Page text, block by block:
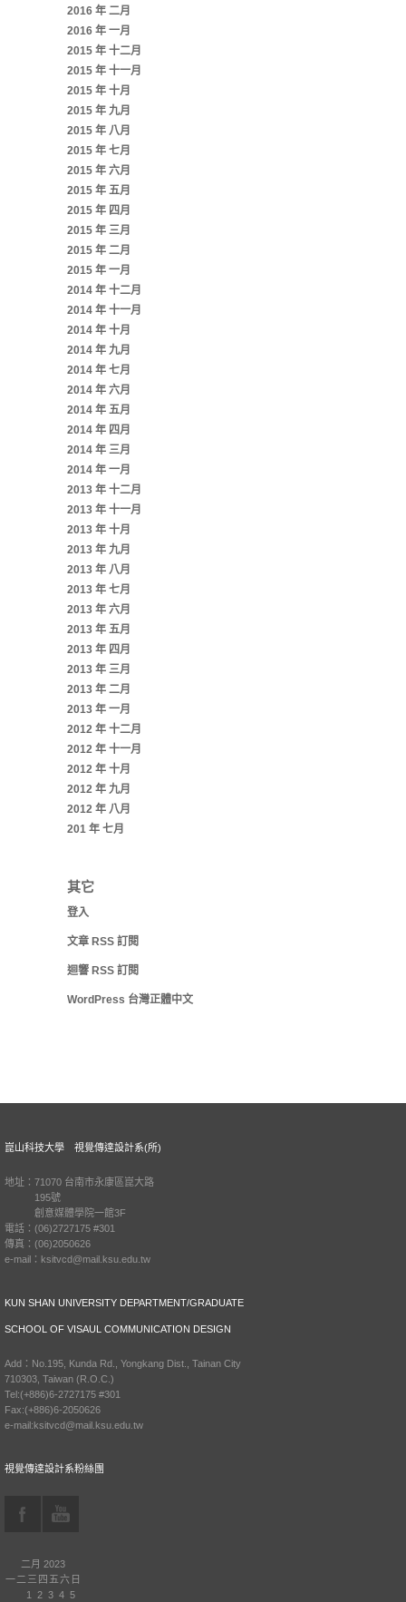
2016 年 二月
2016 年 一月
2015 年 十二月
2015 年 十一月
2015 年 十月
2015 年 九月
2015 年 八月
2015 年 七月
2015 年 六月
2015 年 五月
2015 年 四月
2015 年 三月
2015 年 二月
2015 年 一月
2014 年 十二月
2014 年 十一月
2014 年 十月
2014 年 九月
2014 年 七月
2014 年 六月
2014 年 五月
2014 年 四月
2014 年 三月
2014 年 一月
2013 年 十二月
2013 年 十一月
2013 年 十月
2013 年 九月
2013 年 八月
2013 年 七月
2013 年 六月
2013 年 五月
2013 年 四月
2013 年 三月
2013 年 二月
2013 年 一月
2012 年 十二月
2012 年 十一月
2012 年 十月
2012 年 九月
2012 年 八月
201 年 七月
其它
登入
文章 RSS 訂閱
迴響 RSS 訂閱
WordPress 台灣正體中文
崑山科技大學 視覺傳達設計系(所)
地址：71070 台南市永康區崑大路
195號
創意媒體學院一館3F
電話：(06)2727175 #301
傳真：(06)2050626
e-mail：ksitvcd@mail.ksu.edu.tw
KUN SHAN UNIVERSITY DEPARTMENT/GRADUATE
SCHOOL OF VISAUL COMMUNICATION DESIGN
Add：No.195, Kunda Rd., Yongkang Dist., Tainan City
710303, Taiwan (R.O.C.)
Tel:(+886)6-2727175 #301
Fax:(+886)6-2050626
e-mail:ksitvcd@mail.ksu.edu.tw
視覺傳達設計系粉絲團
二月 2023
一 二 三 四 五六 日
1
2 3 4 5